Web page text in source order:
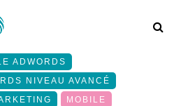
ADWORDS
NIVEAU AVANCÉ
MOBILE